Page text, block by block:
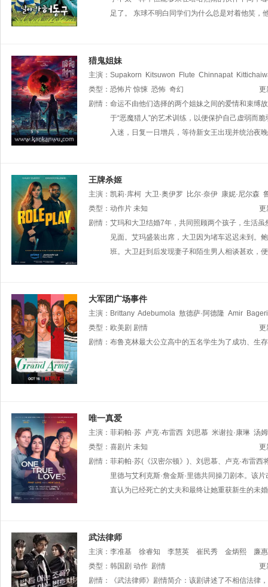
足了。 东球不明白同学们为什么总是对着他笑
猎鬼姐妹
主演： Supakorn Kitsuwon Flute Chinnapat
类型： 恐怖片 惊悚 恐怖 奇幻
更
剧情： 命运不由他们选择的两个姐妹之间的爱情和束缚
于“恶魔猎人”的艺术训练，以便保护自己虚弱而
入迷，日复一日增兵，等待新女王出现并统治夜
王牌杀姬
主演： 凯莉·库柯 大卫·奥伊罗 比尔·奈伊 康妮·尼尔森
Dregorius Julia Schunevitsch 斯蒂芬妮·利瓦伊-约翰
McGruther 多米尼克·霍尔姆斯 乔纳森·法伊拉
类型： 动作片 未知
更
剧情： 艾玛和大卫结婚7年，共同照顾两个孩子，生活
见面。艾玛盛装出席，大卫因为堵车迟迟未到。
班。大卫赶到后发现妻子和陌生男人相谈甚欢，
大军团广场事件
主演： Brittany Adebumola 敖德萨·阿德隆 Amir
Amalia Yoo Marcela
Anthony
拉维斯
大卫·伊亚科
类型： 欧美剧 剧情
更
剧情： 布鲁克林最大公立高中的五名学生为了成功、生
唯一真爱
主演： 菲莉帕·苏 卢克·布雷西 刘思慕 米谢拉·康琳 汤
珀·范格鲁特尔 Phinehas Clayton
类型： 喜剧片 未知
更
剧情： 菲莉帕·苏(《汉密尔顿》)、刘思慕、卢克·布雷
里德与艾利克斯·詹金斯·里德共同操刀剧本。该
直认为已经死亡的丈夫和最终让她重获新生的未
武法律师
主演： 李准基 徐睿知 李慧英 崔民秀 金炳熙
廉
Joon-ho Yoo n 李路雲
类型： 韩国剧 动作 剧情
更
剧情：
《武法律师》剧情简介：该剧讲述了不相信法